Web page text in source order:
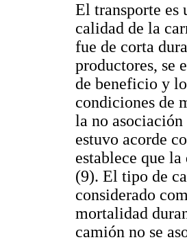
El transporte es
calidad de la
fue de corta
productores, se
de beneficio y
condiciones de
la no
estuvo acorde
establece que
(9). El tipo de
considerado
mortalidad
camión no se